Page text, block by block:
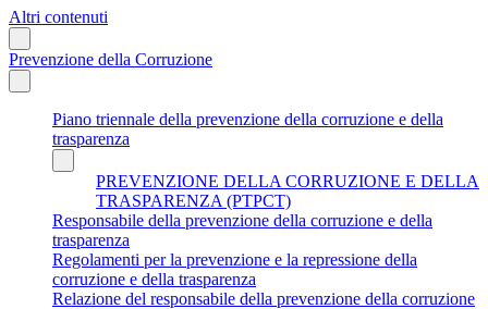
Altri contenuti
Prevenzione della Corruzione
Piano triennale della prevenzione della corruzione e della
trasparenza
PREVENZIONE DELLA CORRUZIONE E DELLA
TRASPARENZA (PTPCT)
Responsabile della prevenzione della corruzione e della
trasparenza
Regolamenti per la prevenzione e la repressione della
corruzione e della trasparenza
Relazione del responsabile della prevenzione della corruzione